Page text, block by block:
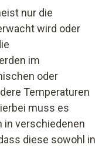
nur die
wird oder
im
oder
Temperaturen
muss es
in verschiedenen
diese sowohl in